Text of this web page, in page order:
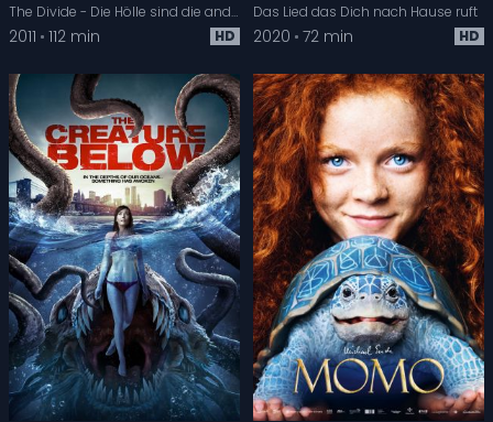
The Divide - Die Hölle sind die anderen
2011 112 min HD
Das Lied das Dich nach Hause ruft
2020 72 min HD